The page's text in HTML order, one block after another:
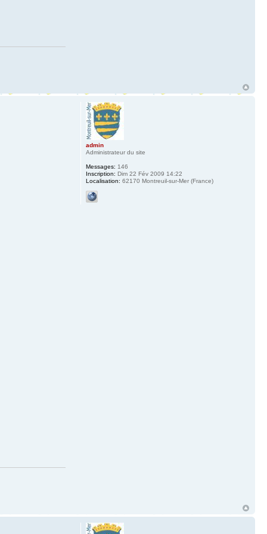
admin
Administrateur du site
Messages: 146
Inscription: Dim 22 Fév 2009 14:22
Localisation: 62170 Montreuil-sur-Mer (France)